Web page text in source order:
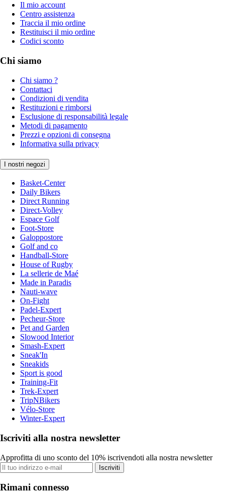
Il mio account
Centro assistenza
Traccia il mio ordine
Restituisci il mio ordine
Codici sconto
Chi siamo
Chi siamo ?
Contattaci
Condizioni di vendita
Restituzioni e rimborsi
Esclusione di responsabilità legale
Metodi di pagamento
Prezzi e opzioni di consegna
Informativa sulla privacy
I nostri negozi
Basket-Center
Daily Bikers
Direct Running
Direct-Volley
Espace Golf
Foot-Store
Galoppostore
Golf and co
Handball-Store
House of Rugby
La sellerie de Maé
Made in Paradis
Nauti-wave
On-Fight
Padel-Expert
Pecheur-Store
Pet and Garden
Slowood Interior
Smash-Expert
Sneak'In
Sneakids
Sport is good
Training-Fit
Trek-Expert
TripNBikers
Vélo-Store
Winter-Expert
Iscriviti alla nostra newsletter
Approfitta di uno sconto del 10% iscrivendoti alla nostra newsletter
Iscriviti
Rimani connesso